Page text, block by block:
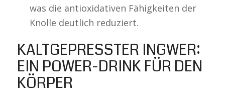
was die antioxidativen Fähigkeiten der
Knolle deutlich reduziert.
KALTGEPRESSTER INGWER:
EIN POWER-DRINK FÜR DEN
KÖRPER